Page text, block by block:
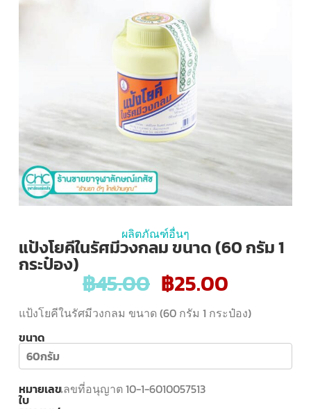
ผลิตภัณฑ์อื่นๆ
แป้งโยคีในรัศมีวงกลม ขนาด (60 กรัม 1
กระป๋อง)
฿45.00 ฿25.00
แป้งโยคีในรัศมีวงกลม ขนาด (60 กรัม 1 กระป๋อง)
ขนาด
60กรัม
หมายเลข
ใบ
เลขที่อนุญาต 10-1-6010057513